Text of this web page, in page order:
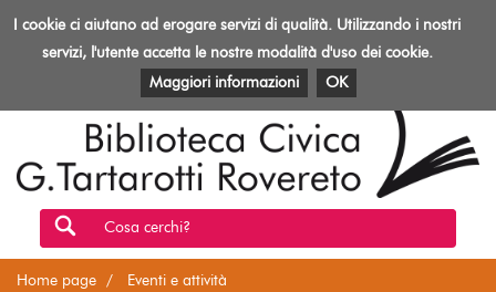
Toggle
Biblioteca
Rovereto
EVENTI E ATTIVITÀ PATRIMONIO E RISORSE
Cosa cerchi?
Home page Eventi e attività
I cookie ci aiutano ad erogare servizi di qualità. Utilizzando i nostri
servizi, l'utente accetta le nostre modalità d'uso dei cookie.
Maggiori informazioni
OK